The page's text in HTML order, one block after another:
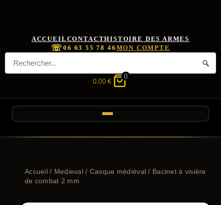
ACCUEIL CONTACTHISTOIRE DES ARMES
☏06 63 55 78 46 MON COMPTE
0,00 €
0
Accueil/ Medieval / Casque médiéval / Bacinet à visière
de combat 2 mm